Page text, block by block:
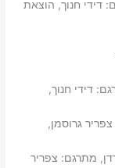
דידי חנוך, הוצאת
דידי חנוך,
גרוסמן,
מתרגם: צפריר